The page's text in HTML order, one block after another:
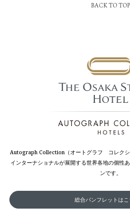
BACK TO TOP
Autograph Collection（オートグラフ コレク
インターナショナルが展開する世界各地の個性
ンです。
総合パンフレットはこ